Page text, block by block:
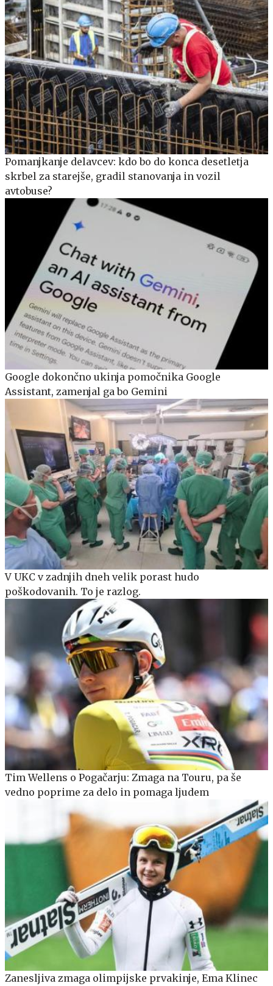
Pomanjkanje delavcev: kdo bo do konca desetletja
skrbel za starejše, gradil stanovanja in vozil
avtobuse?
Google dokončno ukinja pomočnika Google
Assistant, zamenjal ga bo Gemini
V UKC v zadnjih dneh velik porast hudo
poškodovanih. To je razlog.
Tim Wellens o Pogačarju: Zmaga na Touru, pa še
vedno poprime za delo in pomaga ljudem
Zanesljiva zmaga olimpijske prvakinje, Ema Klinec